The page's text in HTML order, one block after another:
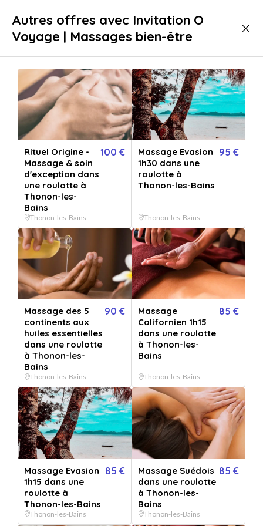
Bien-être Massage Massage Thonon-les-Bains
Afficher toutes
les images
Massage facial japonais |
Inspiration Kobido
Vendu parInvitation O Voyage | Massages bien-être
1 avis
Kobido signifie en japonais 'Voie ancestrale de la beauté'. Ce massage facial
produit un réveil et un rajeunissement du visage. Véritable...
Massage facial japonais | Inspiration Kobido + 11 OFFRES
QUANTITÉ
1 bon(s)
PERSONNALISATION
Pour :
De la part de :
Message :
Autres offres avec Invitation O
Voyage | Massages bien-être
Rituel Origine -
Massage & soin
d'exception dans
une roulotte à
Thonon-les-
Bains
100 €
Thonon-les-Bains
Massage Evasion
1h30 dans une
roulotte à
Thonon-les-Bains
95 €
Thonon-les-Bains
Massage des 5
continents aux
huiles essentielles
dans une roulotte
à Thonon-les-
Bains
90 €
Thonon-les-Bains
Massage
Californien 1h15
dans une roulotte
à Thonon-les-
Bains
85 €
Thonon-les-Bains
Massage Evasion
1h15 dans une
roulotte à
Thonon-les-Bains
85 €
Thonon-les-Bains
Massage Suédois
dans une roulotte
à Thonon-les-
Bains
85 €
Thonon-les-Bains